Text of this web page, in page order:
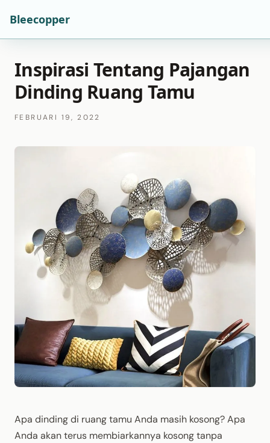
Bleecopper
Inspirasi Tentang Pajangan
Dinding Ruang Tamu
FEBRUARI 19, 2022
Apa dinding di ruang tamu Anda masih kosong? Apa
Anda akan terus membiarkannya kosong tanpa